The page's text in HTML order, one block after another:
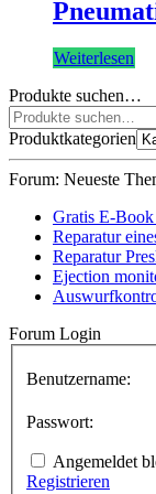
Weiterlesen
Produkte suchen…
Suchen
nach:
Produktkategorien
Forum: Neueste
Gratis E-
Reparatur
Reparatur
Ejection
Forum Login
Benutzername:
Passwort:
Angemeldet
Registrieren